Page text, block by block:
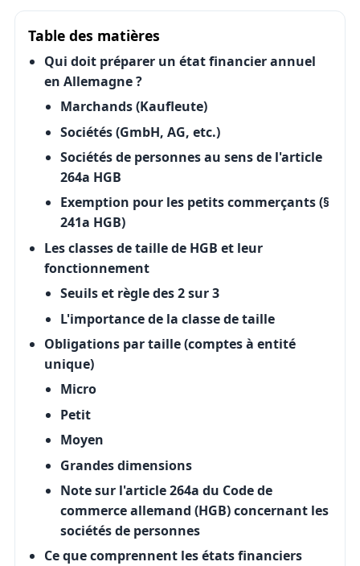
Table des matières
Qui doit préparer un état financier annuel
en Allemagne ?
Marchands (Kaufleute)
Sociétés (GmbH, AG, etc.)
Sociétés de personnes au sens de l'article
264a HGB
Exemption pour les petits commerçants (§
241a HGB)
Les classes de taille de HGB et leur
fonctionnement
Seuils et règle des 2 sur 3
L'importance de la classe de taille
Obligations par taille (comptes à entité
unique)
Micro
Petit
Moyen
Grandes dimensions
Note sur l'article 264a du Code de
commerce allemand (HGB) concernant les
sociétés de personnes
Ce que comprennent les états financiers